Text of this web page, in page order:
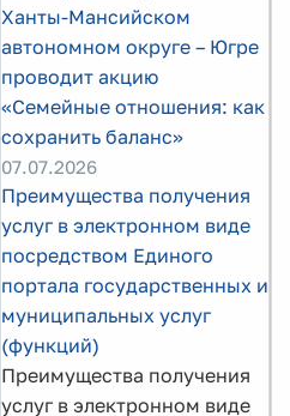
Ханты-Мансийском
автономном округе – Югре
проводит акцию
«Семейные отношения: как
сохранить баланс»
07.07.2026
Преимущества получения
услуг в электронном виде
посредством Единого
портала государственных и
муниципальных услуг
(функций)
Преимущества получения
услуг в электронном виде